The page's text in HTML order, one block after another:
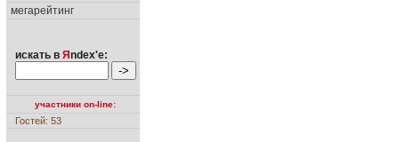
мегарейтинг
искать в Я ndex'е:
участники on-line:
Гостей: 53